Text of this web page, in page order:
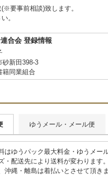
要事前相談)致します。
。
合会 登録情報
砂新田398-3
籍同業組合
ゆうメール・メール便
ゆうパック最大料金・ゆうメー
配送先により送料が変わります。
縄・離島は着払いとさせて頂きま